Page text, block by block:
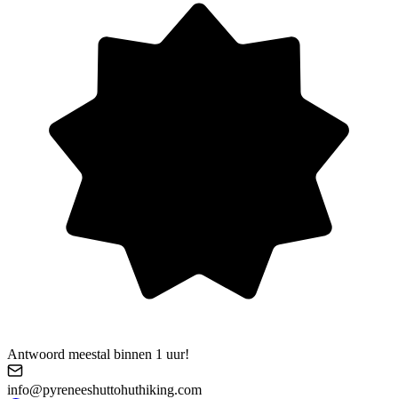
Antwoord meestal binnen 1 uur!
info@pyreneeshuttohuthiking.com